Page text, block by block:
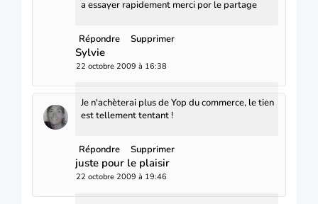
a essayer rapidement merci por le partage
Répondre Supprimer
Sylvie
22 octobre 2009 à 16:38
Je n'achèterai plus de Yop du commerce, le tien
est tellement tentant !
Répondre Supprimer
juste pour le plaisir
22 octobre 2009 à 19:46